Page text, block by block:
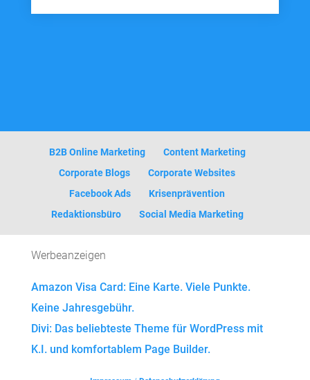
B2B Online Marketing
Content Marketing
Corporate Blogs
Corporate Websites
Facebook Ads
Krisenprävention
Redaktionsbüro
Social Media Marketing
Werbeanzeigen
Amazon Visa Card: Eine Karte. Viele Punkte.
Keine Jahresgebühr.
Divi: Das beliebteste Theme für WordPress mit
K.I. und komfortablem Page Builder.